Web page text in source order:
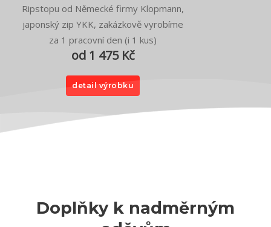
Ripstopu od Německé firmy Klopmann,
japonský zip YKK, zakázkově vyrobíme
za 1 pracovní den (i 1 kus)
od 1 475 Kč
detail výrobku
Doplňky k nadměrným